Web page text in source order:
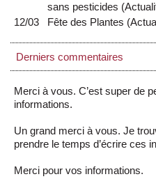
sans pesticides (
12/03
Fête des Plantes (
Derniers commentaires
Merci à vous. C’est super de
informations.
Un grand merci à vous. Je
prendre le temps d’écrire ces
Merci pour vos informations.